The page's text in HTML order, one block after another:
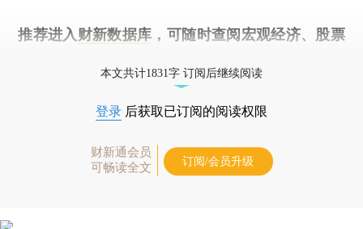
推荐进入 财新数据库 ，可随时查阅宏观经济、股票
本文共计1831字 订阅后继续阅读
登录 后获取已订阅的阅读权限
财新通会员
可畅读全文
订阅/会员升级